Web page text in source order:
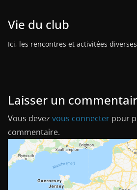
Vie du club
Ici, les rencontres et activitées diverses
Laisser un
Vous devez vous connecter pour
commentaire.